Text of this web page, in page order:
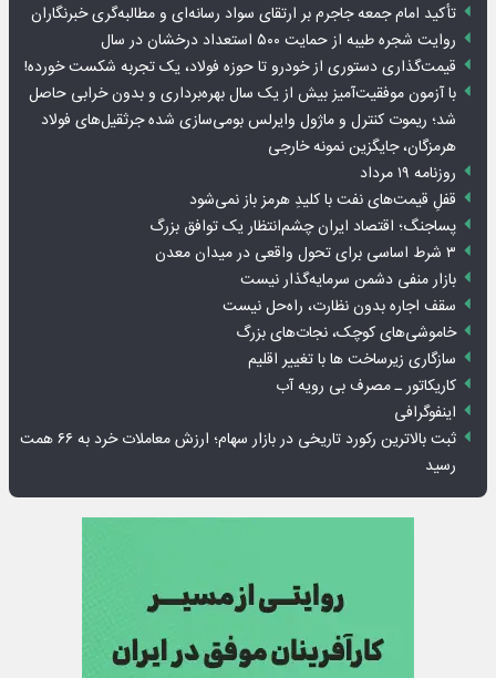
تأکید امام جمعه جاجرم بر ارتقای سواد رسانه‌ای و مطالبه‌گری خبرنگاران
روایت شجره طیبه از حمایت ۵۰۰ استعداد درخشان در سال
قیمت‌گذاری دستوری از خودرو تا حوزه فولاد، یک تجربه شکست خورده!
با آزمون موفقیت‌آمیز بیش از یک سال بهره‌برداری و بدون خرابی حاصل
شد؛ ریموت کنترل و ماژول وایرلس بومی‌سازی شده جرثقیل‌های فولاد
هرمزگان، جایگزین نمونه خارجی
روزنامه ۱۹ مرداد
قفلِ قیمت‌های نفت با کلیدِ هرمز باز نمی‌شود
پساجنگ؛ اقتصاد ایران چشم‌انتظار یک توافق بزرگ
۳ شرط اساسی برای تحول واقعی در میدان معدن
بازار منفی دشمن سرمایه‌گذار نیست
سقف اجاره بدون نظارت، راه‌حل نیست
خاموشی‌های کوچک، نجات‌های بزرگ
سازگاری زیرساخت ها با تغییر اقلیم
کاریکاتور ـ مصرف بی رویه آب
اینفوگرافی
ثبت بالاترین رکورد تاریخی در بازار سهام؛ ارزش معاملات خرد به ۶۶ همت
رسید